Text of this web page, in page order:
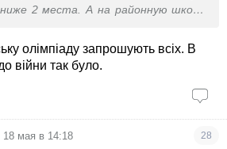
2 места. А на районную школа
олімпіаду запрошують всіх. В
війни так було.
18 мая в 14:18 28